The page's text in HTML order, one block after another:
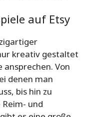
auf Etsy
kreativ gestaltet
ansprechen. Von
denen man
bis hin zu
und